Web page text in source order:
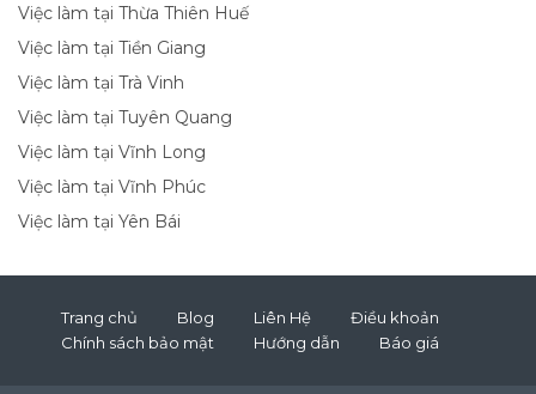
Việc làm tại Thừa Thiên Huế
Việc làm tại Tiền Giang
Việc làm tại Trà Vinh
Việc làm tại Tuyên Quang
Việc làm tại Vĩnh Long
Việc làm tại Vĩnh Phúc
Việc làm tại Yên Bái
Trang chủ Blog Liên Hệ
Điều khoản
Chính sách bảo mật
Hướng dẫn Báo giá